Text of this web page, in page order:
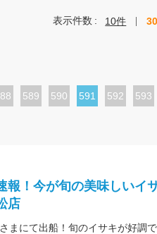
表示件数 10件
ペ
589
ペ
590
カ
ペ
ジ
591
ペ
592
ペ
593
報！今が旬の美味しいイ
店
まにて出船！旬のイサキが好調